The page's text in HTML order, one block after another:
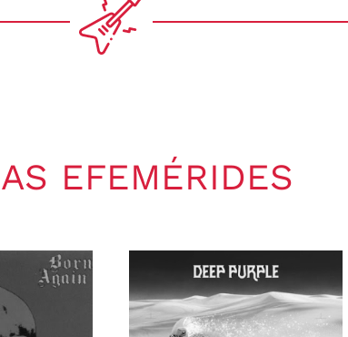
EFEMÉRIDES